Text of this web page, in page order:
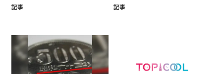
記事 記事